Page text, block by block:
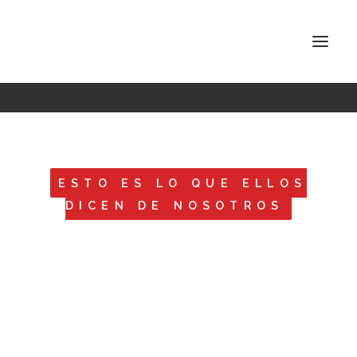
INSPIRA ABASCAL
CONÓCENOS
ESTO ES LO QUE ELLOS
DICEN DE NOSOTROS